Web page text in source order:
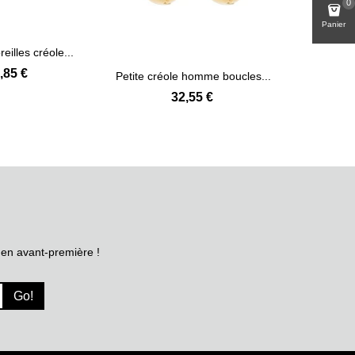
pluscréole...
€ Voir plus
Petite créole homme boucles...
32,55 €
avant-première !
Go!
Panier
0